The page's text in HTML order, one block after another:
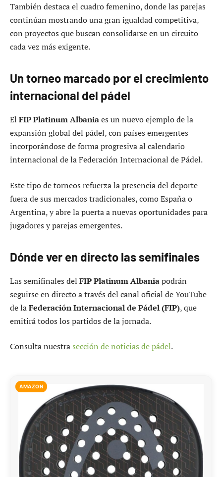
También destaca el cuadro femenino, donde las parejas
continúan mostrando una gran igualdad competitiva,
con proyectos que buscan consolidarse en un circuito
cada vez más exigente.
Un torneo marcado por el crecimiento
internacional del pádel
El FIP Platinum Albaniaes un nuevo ejemplo de la
expansión global del pádel, con países emergentes
incorporándose de forma progresiva al calendario
internacional de la Federación Internacional de Pádel.
Este tipo de torneos refuerza la presencia del deporte
fuera de sus mercados tradicionales, como España o
Argentina, y abre la puerta a nuevas oportunidades para
jugadores y parejas emergentes.
Dónde ver en directo las semifinales
Las semifinales del FIP Platinum Albaniapodrán
seguirse en directo a través del canal oficial de YouTube
de laFederación Internacional de Pádel (FIP), que
emitirá todos los partidos de la jornada.
Consulta nuestrasección de noticias de pádel.
AMAZON